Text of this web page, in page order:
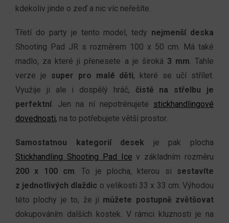
kdekoliv jinde o zeď a nic víc neřešíte.
Třetí do party je tento model, tedy nejmenší deska
Shooting Pad JR s rozměrem 100 x 50 cm. Má také
madlo, za které ji přenesete a je široká 3 mm. Tahle
verze je super pro malé děti, které se učí střílet.
Využije ji ale i dospělý hráč, čistě na střelbu je
perfektní. Jen na ní nepotrénujete stickhandlingové
dovednosti, na to potřebujete větší prostor.
Samostatnou kategorií desek je pak plocha
Stickhandling Shooting Pad Ice v základním rozměru
200 x 100 cm. To je plocha, kterou si sestavíte
z jednotlivých dlaždic o velikosti 33 x 33 cm. Výhodou
této plochy je to, že ji můžete postupně zvětšovat
dokupováním dalších kostek. V rámci kluznosti je na